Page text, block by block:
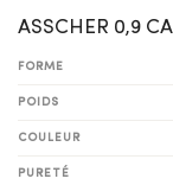
ASSCHER 0,9
FORME
POIDS
COULEUR
PURETÉ